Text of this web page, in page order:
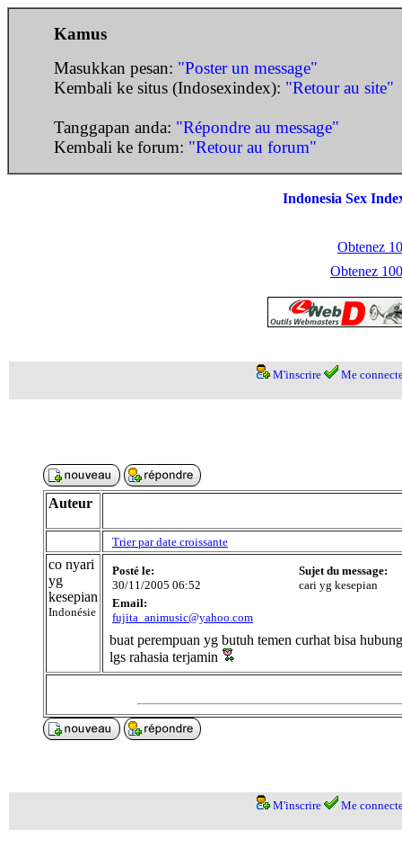
Kamus
Masukkan pesan: "Poster un message"
Kembali ke situs (Indosexindex): "Retour au site"
Tanggapan anda: "Répondre au message"
Kembali ke forum: "Retour au forum"
Indonesia Sex
Obtenez
Obtenez
M'inscrire Me
Auteur
Trier par date croissante
co nyari
yg
kesepian
Indonésie
Posté le:
30/11/2005 06:52
Sujet du message:
cari yg kesepian
Email:
fujita_animusic@yahoo.com
buat perempuan yg butuh temen curhat bisa
lgs rahasia terjamin
M'inscrire Me